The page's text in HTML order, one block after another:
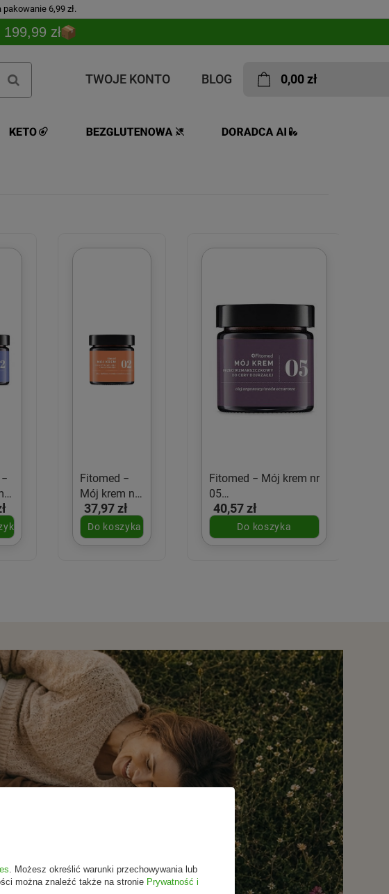
6,99 zł.
zł
TWOJE KONTO BLOG 0,00 zł
Fitomed −
Mój krem nr
02 do cery
wrażliwej i
naczynkowej
37,97 zł
Do koszyka
Fitomed − Mój krem nr
05
przeciwzmarszczkowy
do cery dojrzałej − 55
g
40,57 zł
Do koszyka
. Możesz określić warunki przechowywania lub
można znaleźć także na stronie Prywatność i